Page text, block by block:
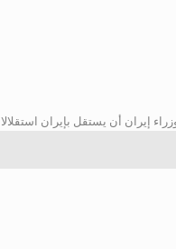
إيران أن يستقل بإيران